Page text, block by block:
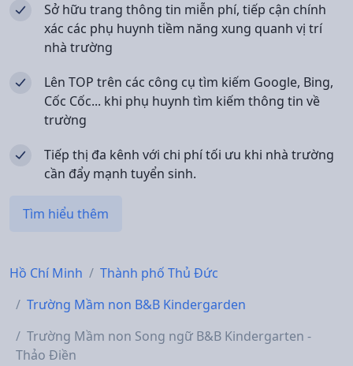
Sở hữu trang thông tin miễn phí, tiếp cận chính
xác các phụ huynh tiềm năng xung quanh vị trí
nhà trường
Lên TOP trên các công cụ tìm kiếm Google, Bing,
Cốc Cốc... khi phụ huynh tìm kiếm thông tin về
trường
Tiếp thị đa kênh với chi phí tối ưu khi nhà trường
cần đẩy mạnh tuyển sinh.
Tìm hiểu thêm
Hồ Chí Minh
Thành phố Thủ Đức
Trường Mầm non B&B Kindergarden
Trường Mầm non Song ngữ B&B Kindergarten -
Thảo Điền